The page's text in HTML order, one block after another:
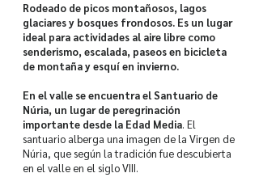
Rodeado de picos montañosos, lagos
glaciares y bosques frondosos. Es un lugar
ideal para actividades al aire libre como
senderismo, escalada, paseos en bicicleta
de montaña y esquí en invierno.
En el valle se encuentra el Santuario de
Núria, un lugar de peregrinación
importante desde la Edad Media. El
santuario alberga una imagen de la Virgen de
Núria, que según la tradición fue descubierta
en el valle en el siglo VIII.